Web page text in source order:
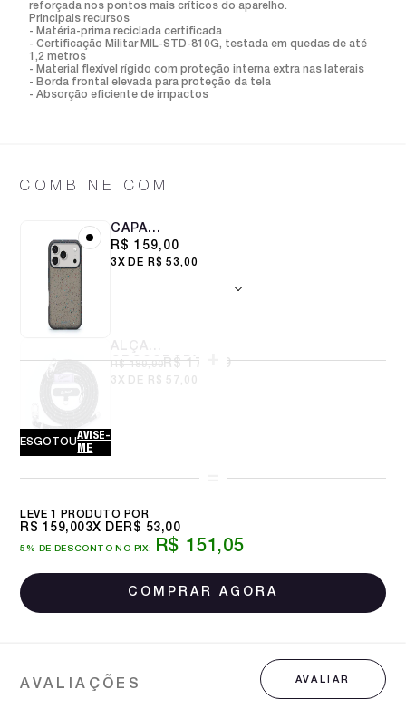
reforçada nos pontos mais críticos do aparelho.
Principais recursos
- Matéria-prima reciclada certificada
- Certificação Militar MIL-STD-810G, testada em quedas de até
1,2 metros
- Material flexível rígido com proteção interna extra nas laterais
- Borda frontal elevada para proteção da tela
- Absorção eficiente de impactos
COMBINE COM
CAPA
CUSTOMIC
PARA IPHONE 17
R$ 159,00
3X R$ 53,00
ESGOTOU
AVISE-
ME
ALÇA
CROSSBODY
6MM CARBON
R$ 189,90R$ 170,99
3X R$ 57,00
LEVE 1 PRODUTO
R$ 159,00
5% DE DESCONTO NO PIX: R$ 151,05
3X R$ 53,00